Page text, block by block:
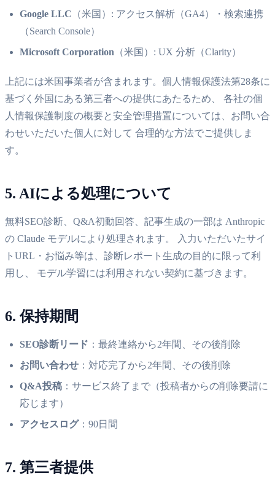
Google LLC （米国）: アクセス解析（GA4）・検索連携
（Search Console）
Microsoft Corporation （米国）: UX 分析（Clarity）
上記には米国事業者が含まれます。個人情報保護法第28条に
基づく外国にある第三者への提供にあたるため、 各社の個
人情報保護制度の概要と安全管理措置については、お問い合
わせいただいた個人に対して 合理的な方法でご提供しま
す。
5. AIによる処理について
無料SEO診断、Q&A初動回答、記事生成の一部は Anthropic
の Claude モデルにより処理されます。 入力いただいたサイ
トURL・お悩み等は、診断レポート生成の目的に限って利
用し、 モデル学習には利用されない契約に基づきます。
6. 保持期間
SEO診断リード ：最終連絡から2年間、その後削除
お問い合わせ ：対応完了から2年間、その後削除
Q&A投稿 ：サービス終了まで（投稿者からの削除要請に
応じます）
アクセスログ：90日間
7. 第三者提供